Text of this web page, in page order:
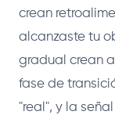
crean
alcanzaste tu
gradual crean
fase de
"real", y la